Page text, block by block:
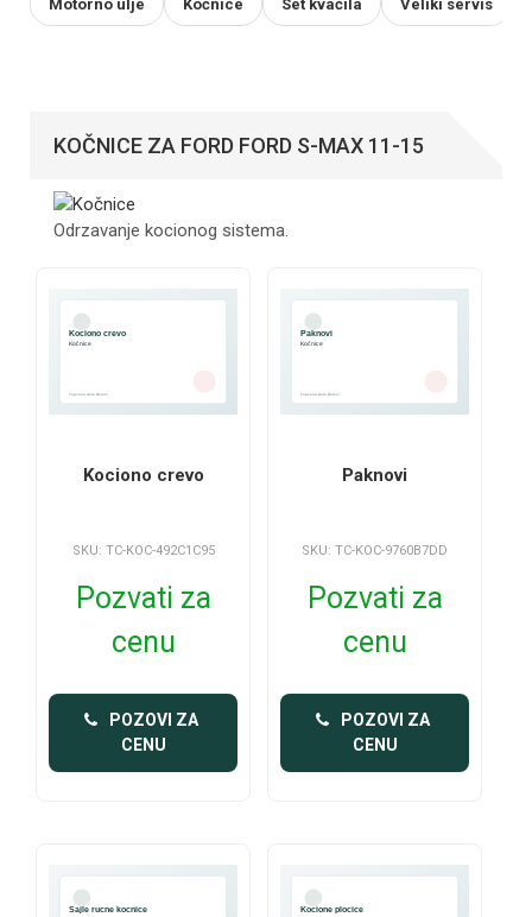
Motorno ulje Kočnice Set kvačila Veliki servis
KOČNICE ZA FORD FORD S-MAX 11-15
Odrzavanje kocionog sistema.
Kociono crevo
SKU: TC-KOC-492C1C95
Pozvati za
cenu
POZOVI ZA
CENU
Paknovi
SKU: TC-KOC-9760B7DD
Pozvati za
cenu
POZOVI ZA
CENU